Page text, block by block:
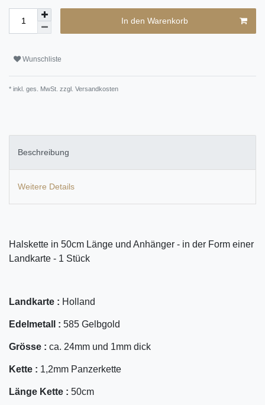
In den Warenkorb
Wunschliste
* inkl. ges. MwSt. zzgl. Versandkosten
Beschreibung
Weitere Details
Halskette in 50cm Länge und Anhänger - in der Form einer
Landkarte - 1 Stück
Landkarte : Holland
Edelmetall : 585 Gelbgold
Grösse : ca. 24mm und 1mm dick
Kette : 1,2mm Panzerkette
Länge Kette : 50cm